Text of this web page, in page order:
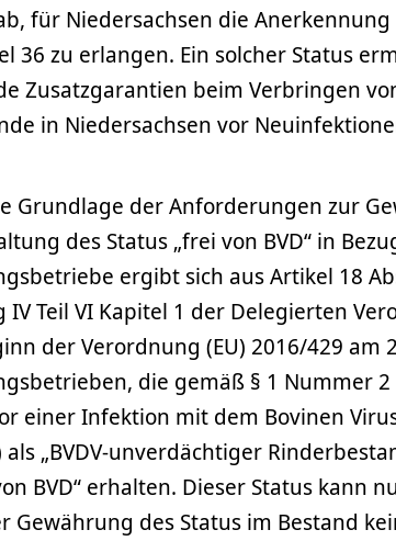
für Niedersachsen die
36 zu erlangen. Ein solcher Status
Zusatzgarantien beim Verbringen
in Niedersachsen vor
Grundlage der Anforderungen zur
des Status „frei von BVD“ in
ergibt sich aus Artikel 18
IV Teil VI Kapitel 1 der Delegierten
der Verordnung (EU) 2016/429 am
die gemäß § 1 Nummer
einer Infektion mit dem Bovinen
„BVDV-unverdächtiger
BVD“ erhalten. Dieser Status kann
Gewährung des Status im Bestand